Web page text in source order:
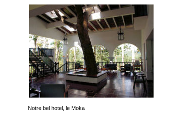
Notre bel hotel, le Moka